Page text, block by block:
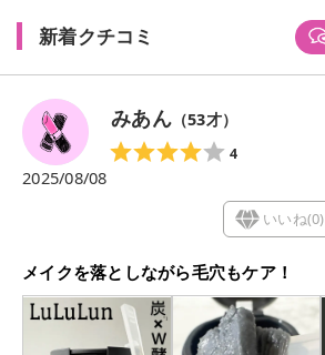
新着クチコミ
みあん（53才）
4
2025/08/08
いいね(0)
メイクを落としながら毛穴もケア！